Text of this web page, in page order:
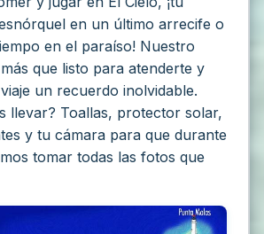
en un último arrecife o
en el paraíso! Nuestro
que listo para atenderte y
un recuerdo inolvidable.
llevar? Toallas, protector solar,
y tu cámara para que durante
tomar todas las fotos que